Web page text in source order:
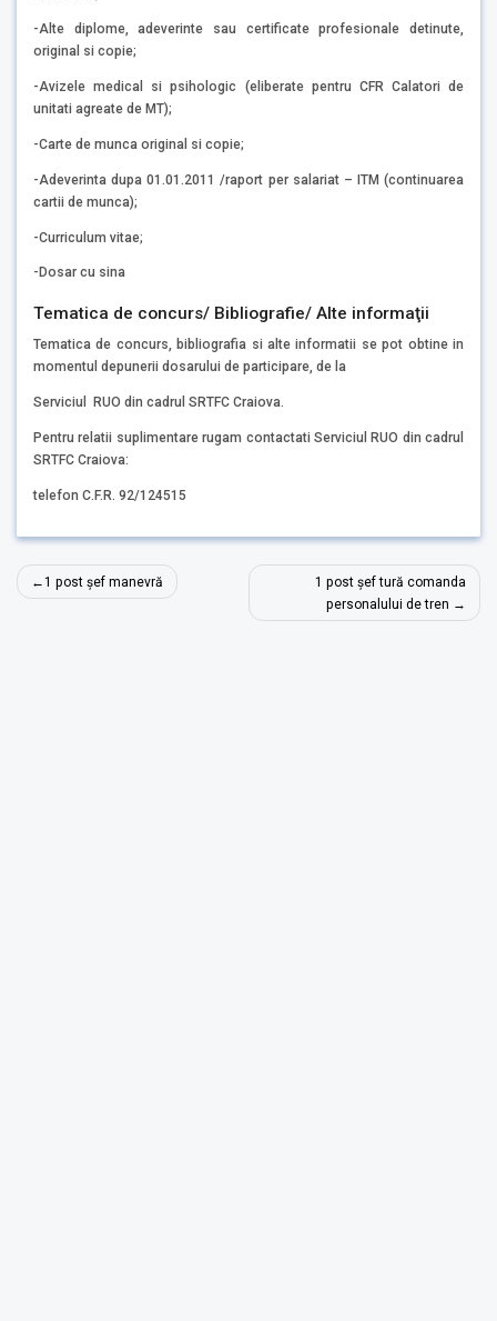
-Alte diplome, adeverinte sau certificate profesionale detinute,
original si copie;
-Avizele medical si psihologic (eliberate pentru CFR Calatori de
unitati agreate de MT);
-Carte de munca original si copie;
-Adeverinta dupa 01.01.2011 /raport per salariat – ITM (continuarea
cartii de munca);
-Curriculum vitae;
-Dosar cu sina
Tematica de concurs/ Bibliografie/ Alte informaţii
Tematica de concurs, bibliografia si alte informatii se pot obtine in
momentul depunerii dosarului de participare, de la
Serviciul RUO din cadrul SRTFC Craiova.
Pentru relatii suplimentare rugam contactati Serviciul RUO din cadrul
SRTFC Craiova:
telefon C.F.R. 92/124515
Navigare
în
1 post șef manevră
1 post șef tură comanda
personalului de tren